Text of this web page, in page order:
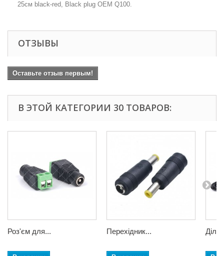
25см black-red, Black plug OEM Q100.
ОТЗЫВЫ
Оставьте отзыв первым!
В ЭТОЙ КАТЕГОРИИ 30 ТОВАРОВ:
Роз'єм для... Перехідник...